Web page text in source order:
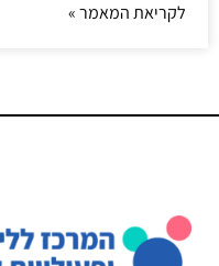
לקריאת המאמר »